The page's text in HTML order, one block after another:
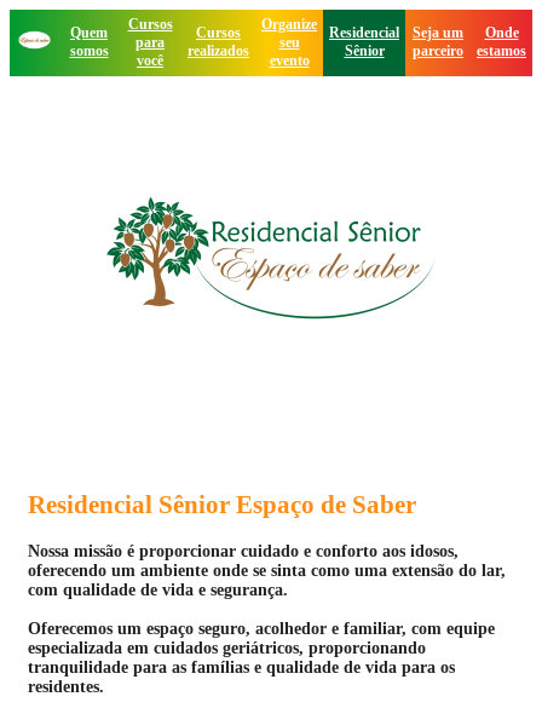
Quem
somos
Cursos
para
você
Cursos
realizados
Organize
seu
evento
Residencial
Sênior
Seja um
parceiro
Onde
estamos
Residencial Sênior Espaço de Saber
Nossa missão é proporcionar cuidado e conforto aos idosos,
oferecendo um ambiente onde se sinta como uma extensão do lar,
com qualidade de vida e segurança.
Oferecemos um espaço seguro, acolhedor e familiar, com equipe
especializada em cuidados geriátricos, proporcionando
tranquilidade para as famílias e qualidade de vida para os
residentes.